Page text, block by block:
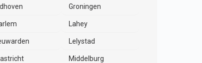
Groningen
Lahey
Lelystad
Middelburg